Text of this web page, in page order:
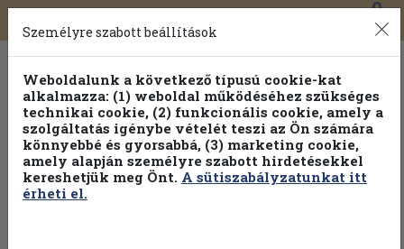
Toggle
navigation
0
Válogasson több mint 1.000.000 kiadványunk közül
100% kedvezménnyel!
Személyre szabott beállítások
Weboldalunk a következő típusú cookie-kat
alkalmazza: (1) weboldal működéséhez szükséges
technikai cookie, (2) funkcionális cookie, amely a
szolgáltatás igénybe vételét teszi az Ön számára
könnyebbé és gyorsabbá, (3) marketing cookie,
amely alapján személyre szabott hirdetésekkel
kereshetjük meg Önt. A sütiszabályzatunkat itt
érheti el.